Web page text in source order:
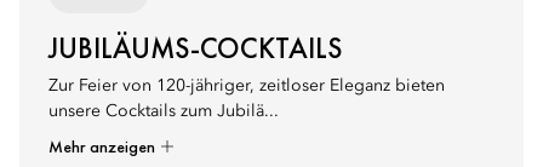
JUBILÄUMS-COCKTAILS
Zur Feier von 120-jähriger, zeitloser Eleganz bieten
unsere Cocktails zum Jubilä...
Mehr anzeigen